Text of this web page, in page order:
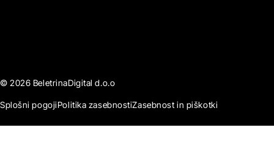
© 2026 BeletrinaDigital d.o.o
Splošni pogojiPolitika zasebnostiZasebnost in piškotki